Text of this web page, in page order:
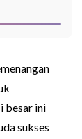
besar ini
sukses